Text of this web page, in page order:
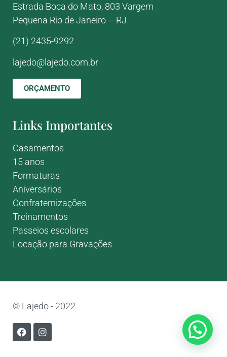
Estrada Boca do Mato, 803 Vargem
Pequena Rio de Janeiro – RJ
(21) 2435-9292
lajedo@lajedo.com.br
ORÇAMENTO
Links Importantes
Casamentos
15 anos
Formaturas
Aniversários
Confraternizações
Treinamentos
Passeios escolares
Locação para Gravações
© Lajedo - 2022